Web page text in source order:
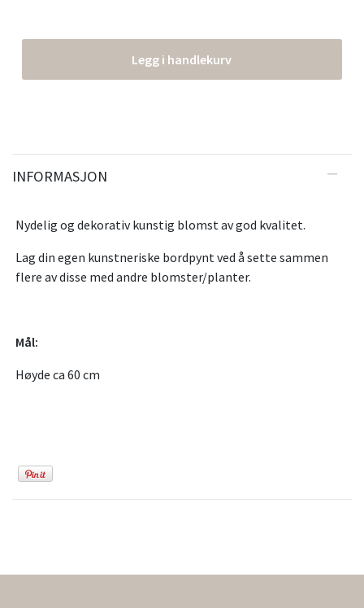
Legg i handlekurv
INFORMASJON
Nydelig og dekorativ kunstig blomst av god kvalitet.
Lag din egen kunstneriske bordpynt ved å sette sammen
flere av disse med andre blomster/planter.
Mål:
Høyde ca 60 cm